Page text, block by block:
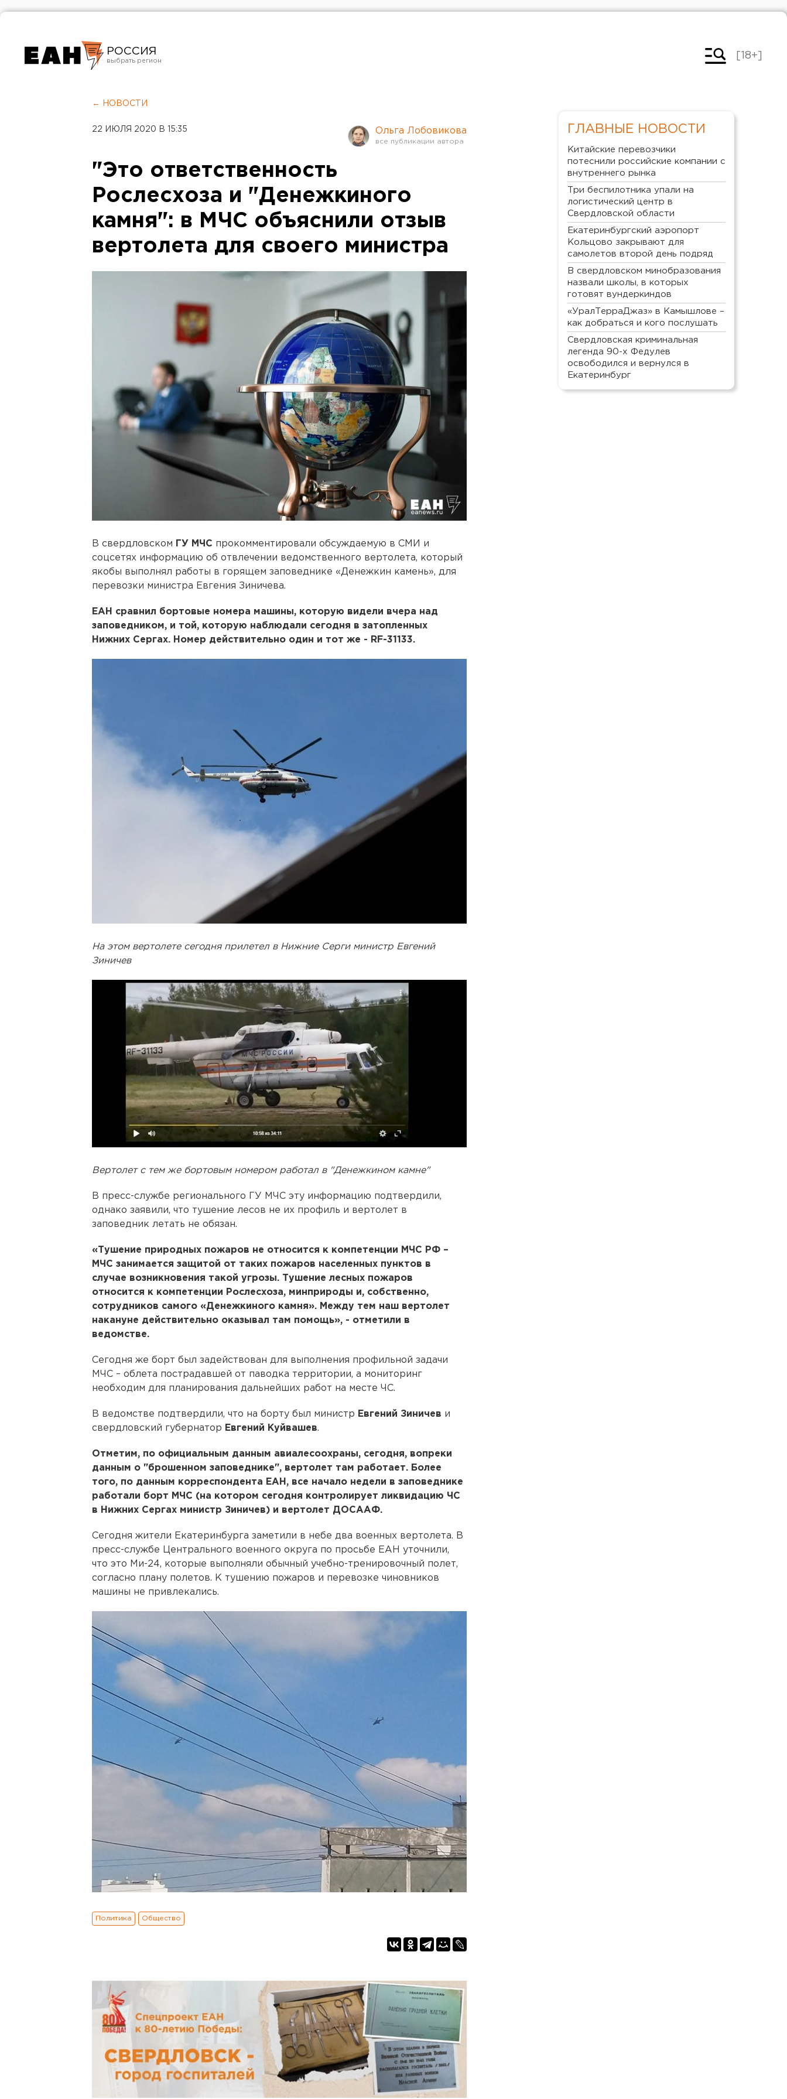
РОССИЯ
Челябинск
[18+]
← НОВОСТИ
22 ИЮЛЯ 2020 В 15:35 Ольга Лобовикова
"Это ответственность
Рослесхоза и "Денежкиного
камня": в МЧС объяснили отзыв
вертолета для своего министра
В свердловском ГУ МЧС прокомментировали обсуждаемую в СМИ и
соцсетях информацию об отвлечении ведомственного вертолета, который
якобы выполнял работы в горящем заповеднике «Денежкин камень», для
перевозки министра Евгения Зиничева.
ЕАН сравнил бортовые номера машины, которую видели вчера над
заповедником, и той, которую наблюдали сегодня в затопленных
Нижних Сергах. Номер действительно один и тот же - RF-31133.
На этом вертолете сегодня прилетел в Нижние Серги министр Евгений
Зиничев
Вертолет с тем же бортовым номером работал в "Денежкином камне"
В пресс-службе регионального ГУ МЧС эту информацию подтвердили,
однако заявили, что тушение лесов не их профиль и вертолет в
заповедник летать не обязан.
«Тушение природных пожаров не относится к компетенции МЧС РФ –
МЧС занимается защитой от таких пожаров населенных пунктов в
случае возникновения такой угрозы. Тушение лесных пожаров
относится к компетенции Рослесхоза, минприроды и, собственно,
сотрудников самого «Денежкиного камня». Между тем наш вертолет
накануне действительно оказывал там помощь», - отметили в
ведомстве.
Сегодня же борт был задействован для выполнения профильной задачи
МЧС – облета пострадавшей от паводка территории, а мониторинг
необходим для планирования дальнейших работ на месте ЧС.
В ведомстве подтвердили, что на борту был министр Евгений Зиничев и
свердловский губернатор Евгений Куйвашев.
Отметим, по официальным данным авиалесоохраны, сегодня, вопреки
данным о "брошенном заповеднике", вертолет там работает. Более
того, по данным корреспондента ЕАН, все начало недели в заповеднике
работали борт МЧС (на котором сегодня контролирует ликвидацию ЧС
в Нижних Сергах министр Зиничев) и вертолет ДОСААФ.
Сегодня жители Екатеринбурга заметили в небе два военных вертолета. В
пресс-службе Центрального военного округа по просьбе ЕАН уточнили,
что это Ми-24, которые выполняли обычный учебно-тренировочный полет,
согласно плану полетов. К тушению пожаров и перевозке чиновников
машины не привлекались.
Политика Общество
ГЛАВНЫЕ НОВОСТИ
Китайские перевозчики
потеснили российские компании с
внутреннего рынка
Три беспилотника упали на
логистический центр в
Свердловской области
Екатеринбургский аэропорт
Кольцово закрывают для
самолетов второй день подряд
В свердловском минобразования
назвали школы, в которых
готовят вундеркиндов
«УралТерраДжаз» в Камышлове –
как добраться и кого послушать
Свердловская криминальная
легенда 90-х Федулев
освободился и вернулся в
Екатеринбург